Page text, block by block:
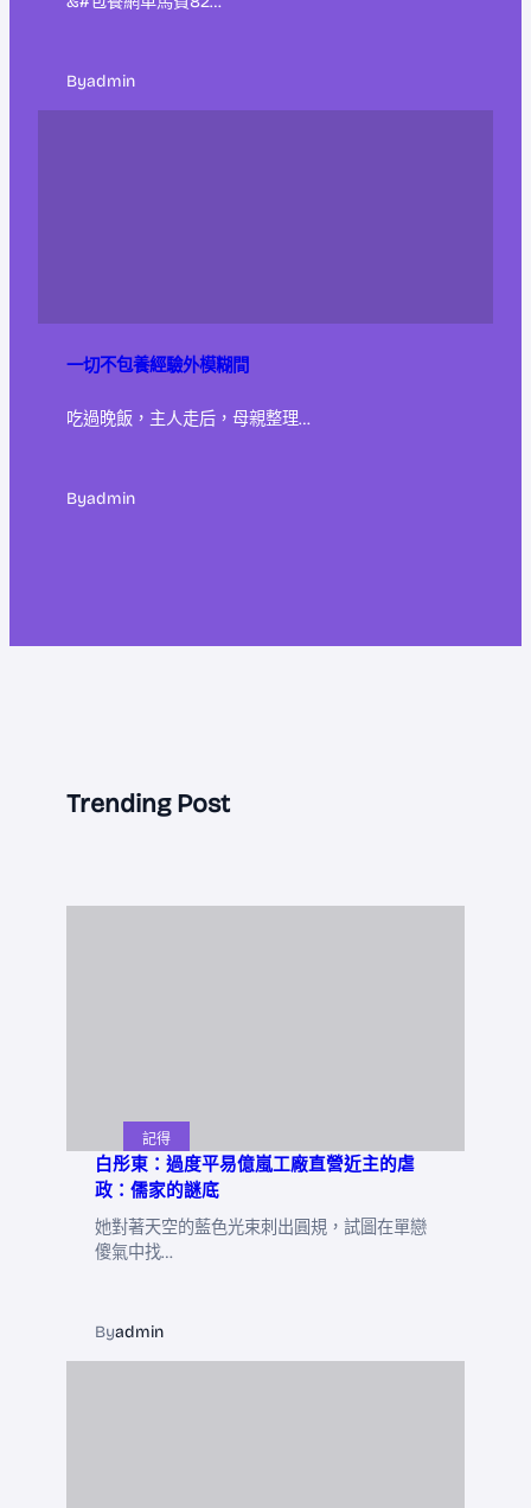
Byadmin
一切不包養經驗外模糊間
吃過晚飯，主人走后，母親整理…
Byadmin
Trending Post
記得
白彤東：過度平易億嵐工廠直營近主的虐
政：儒家的謎底
她對著天空的藍色光束刺出圓規，試圖在單戀
傻氣中找…
Byadmin